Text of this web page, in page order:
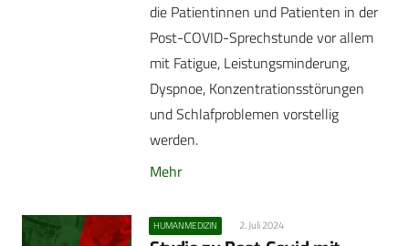
die Patientinnen und Patienten in der
Post-COVID-Sprechstunde vor allem
mit Fatigue, Leistungsminderung,
Dyspnoe, Konzentrationsstörungen
und Schlafproblemen vorstellig
werden.
Mehr
HUMANMEDIZIN 2. Juli 2024